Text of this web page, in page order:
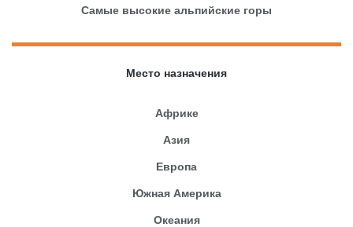
Самые высокие альпийские горы
Место назначения
Африке
Азия
Европа
Южная Америка
Океания